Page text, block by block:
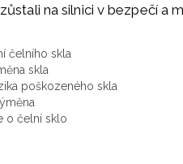
na silnici v bezpečí a
čelního skla
skla
poškozeného skla
o čelní sklo